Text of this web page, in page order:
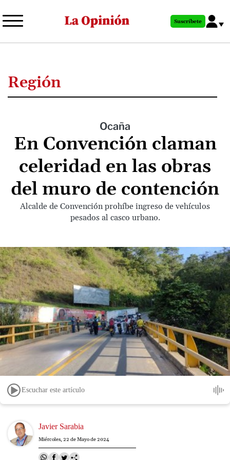
al
principal
Suscríbete
Región
Ocaña
En Convención claman
celeridad en las obras
del muro de contención
Alcalde de Convención prohíbe ingreso de vehículos
pesados al casco urbano.
Escuchar este artículo
Image Javier Sarabia
Miércoles, 22 de Mayo de 2024